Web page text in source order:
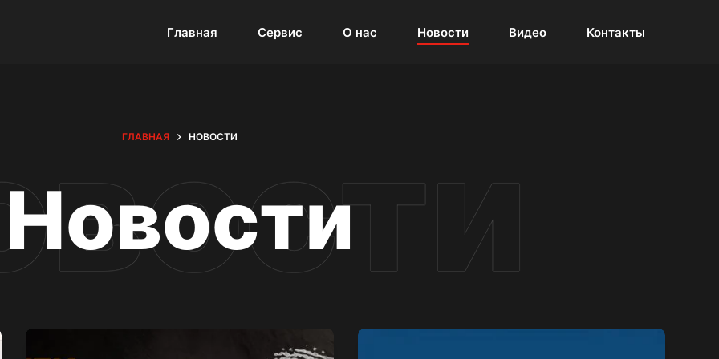
Главная Сервис О нас Новости Видео Контакты
ГЛАВНАЯ НОВОСТИ
Новости